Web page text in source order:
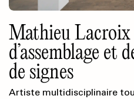
Mathieu Lacroix
d’assemblage et
de signes
Artiste multidisciplinaire